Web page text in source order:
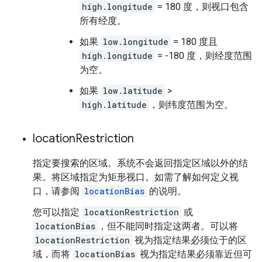
high.longitude = 180 度，则视口包含
所有经度。
如果 low.longitude = 180 度且
high.longitude = -180 度，则经度范围
为空。
如果 low.latitude >
high.latitude
，则纬度范围为空。
locationRestriction
指定要搜索的区域。系统不会返回指定区域以外的结
果。将区域指定为矩形视口。如需了解如何定义视
口，请参阅 locationBias 的说明。
您可以指定 locationRestriction 或
locationBias ，但不能同时指定这两者。可以将
locationRestriction 视为指定结果必须位于的区
域，而将 locationBias 视为指定结果必须靠近但可